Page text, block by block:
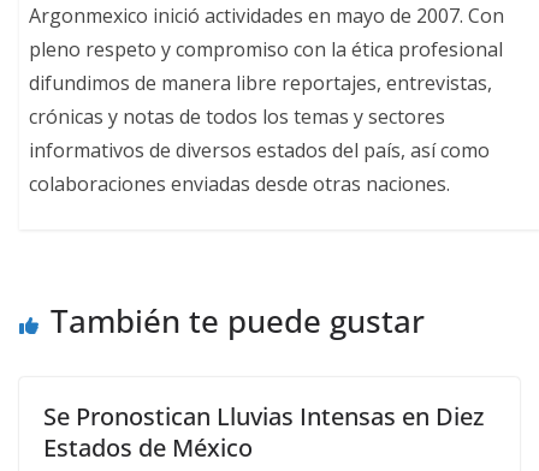
Argonmexico inició actividades en mayo de 2007. Con
pleno respeto y compromiso con la ética profesional
difundimos de manera libre reportajes, entrevistas,
crónicas y notas de todos los temas y sectores
informativos de diversos estados del país, así como
colaboraciones enviadas desde otras naciones.
También te puede gustar
Se Pronostican Lluvias Intensas en Diez
Estados de México